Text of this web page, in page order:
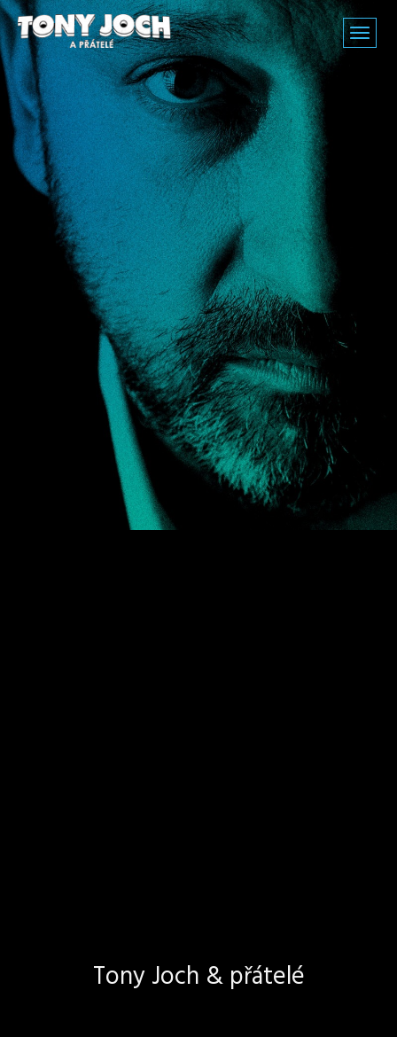
Tony Joch & přátelé